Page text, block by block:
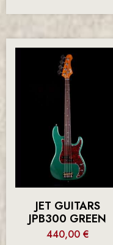
JET GUITARS
JPB300 GREEN
440,00 €